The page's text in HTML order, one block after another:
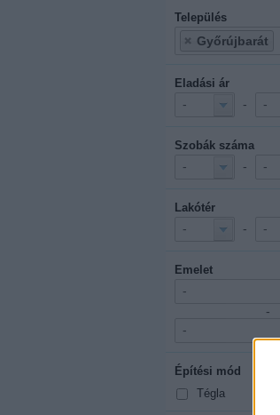
Település
Győrújbarát
Eladási ár
- - -
Szobák száma
- - -
Lakótér
- - -
Emelet
-
-
-
Építési mód
Tégla